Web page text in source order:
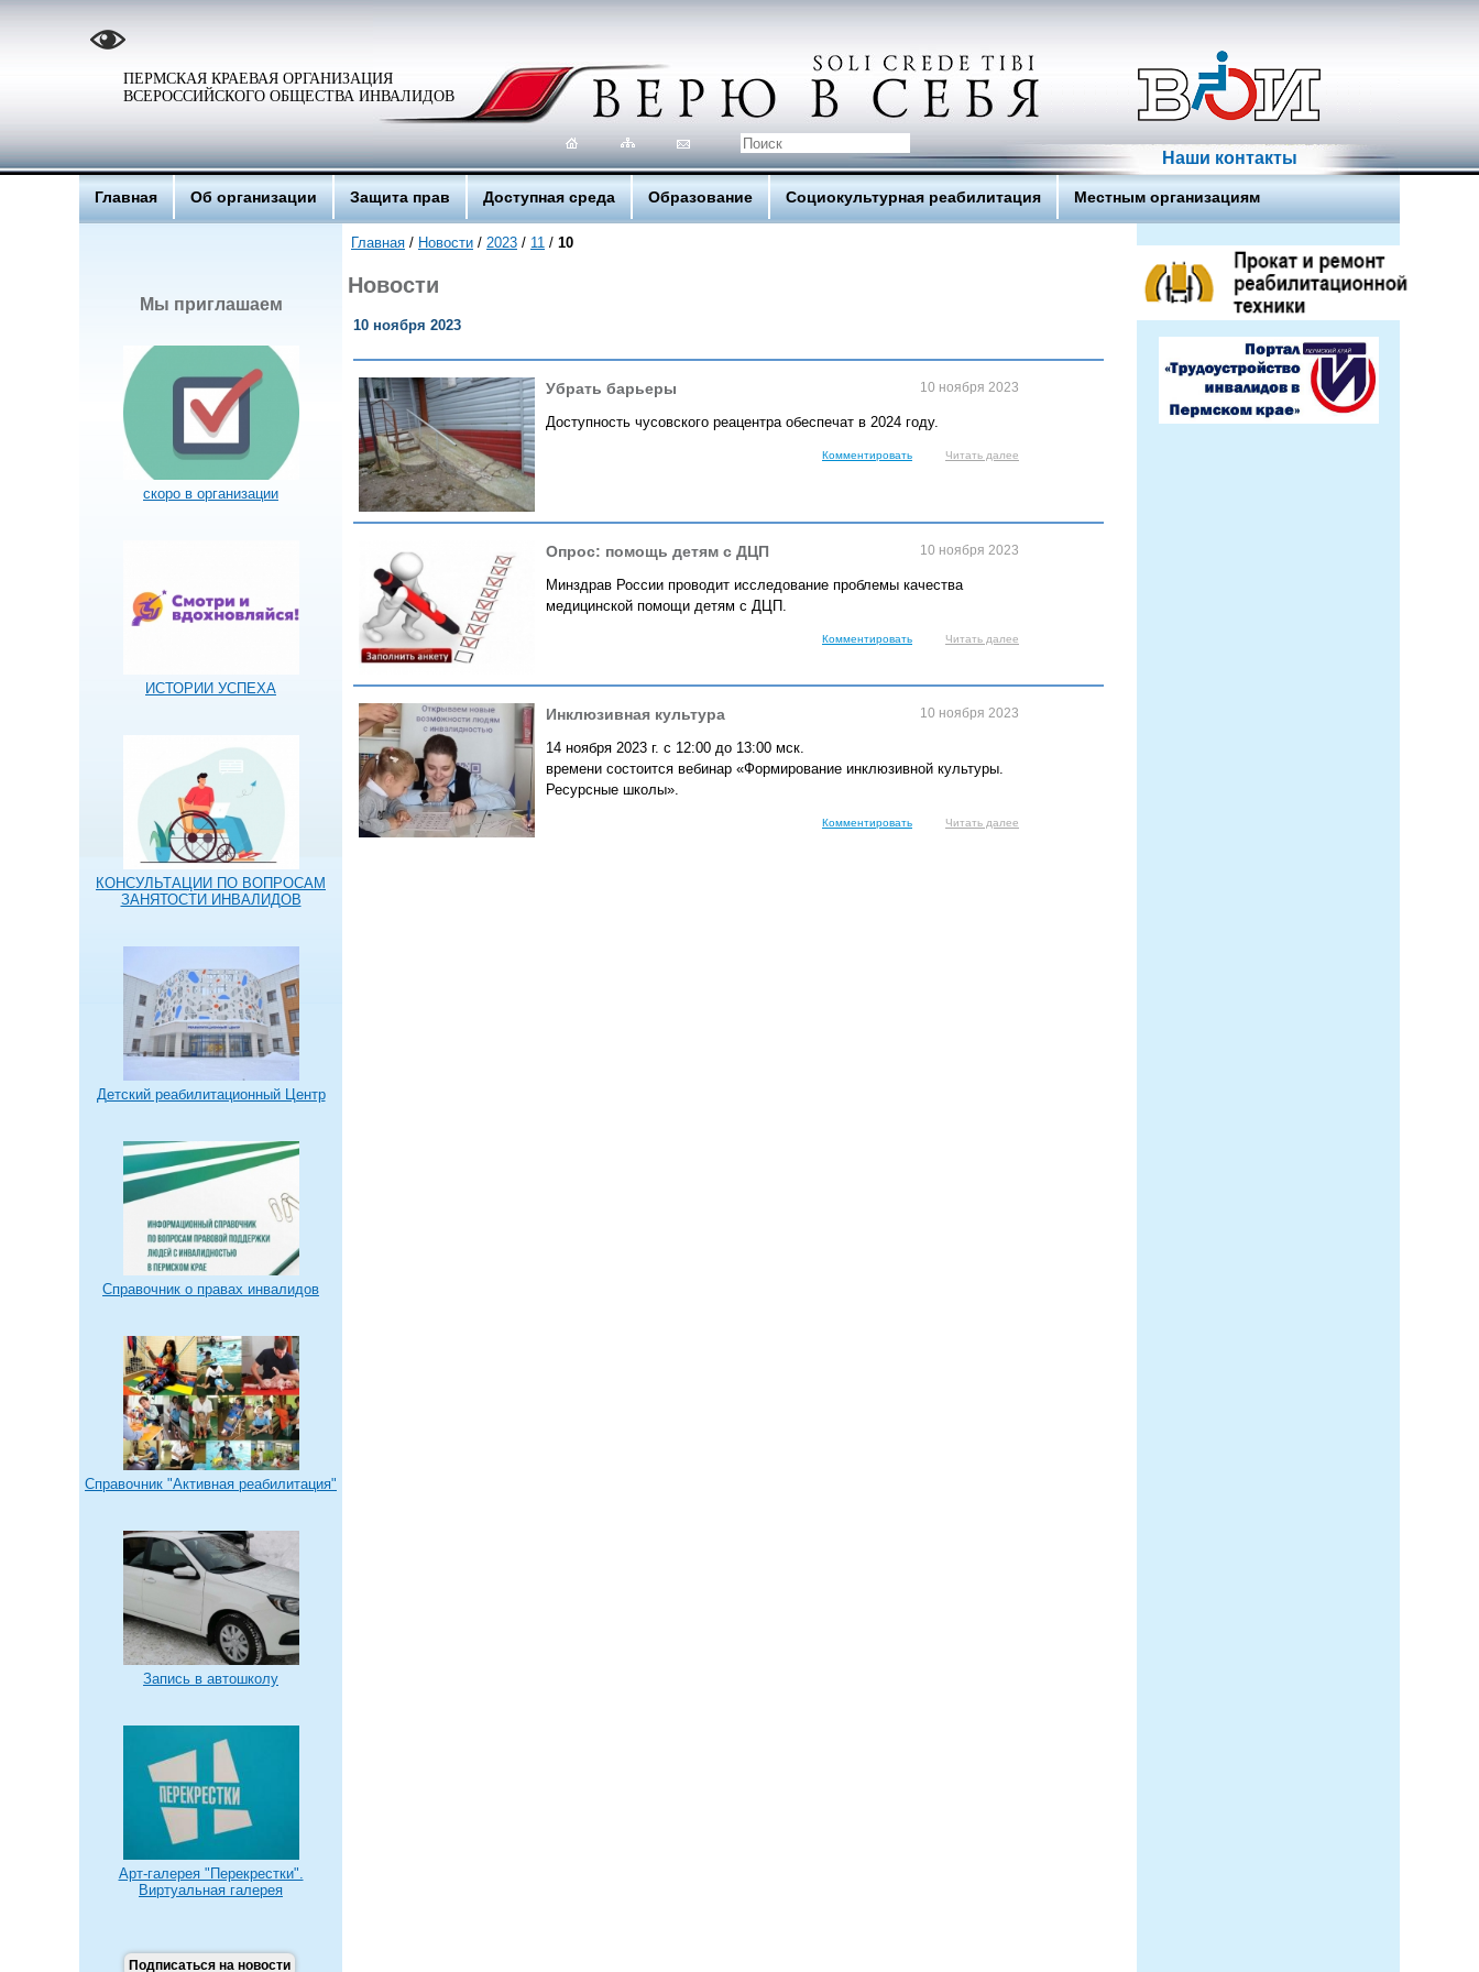
ПЕРМСКАЯ КРАЕВАЯ ОРГАНИЗАЦИЯ
ВСЕРОССИЙСКОГО ОБЩЕСТВА ИНВАЛИДОВ
Наши контакты
Главная Об организации Защита прав Доступная среда Образование Социокультурная реабилитация Местным организациям
Мы приглашаем
скоро в организации
ИСТОРИИ УСПЕХА
КОНСУЛЬТАЦИИ ПО ВОПРОСАМ
ЗАНЯТОСТИ ИНВАЛИДОВ
Детский реабилитационный Центр
Справочник о правах инвалидов
Справочник "Активная реабилитация"
Запись в автошколу
Арт-галерея "Перекрестки".
Виртуальная галерея
Подписаться на новости
Главная / Новости / 2023 / 11 / 10
Новости
10 ноября 2023
10 ноября 2023
Убрать барьеры
Доступность чусовского реацентра обеспечат в 2024 году.
Читать далее
Комментировать
10 ноября 2023
Опрос: помощь детям с ДЦП
Минздрав России проводит исследование проблемы качества
медицинской помощи детям с ДЦП.
Читать далее
Комментировать
10 ноября 2023
Инклюзивная культура
14 ноября 2023 г. с 12:00 до 13:00 мск.
времени состоится вебинар «Формирование инклюзивной культуры.
Ресурсные школы».
Читать далее
Комментировать